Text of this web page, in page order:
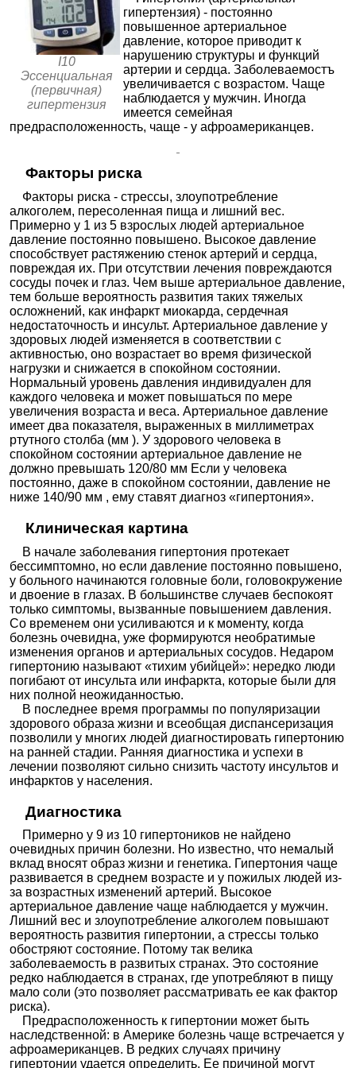
рецепт
оров
ангиот
ензина
II (AT1-
подтип
комбин
ациях
тиазид +
Лозартан
Лориста Н|Лориста НД|Лозап Плюс|
Плюс|Лозартан Н | Лозартан-Н Канон
Лозартан/Гидрохлоротиазид-Тева | Презартан Н
Симартан-Н|Вазотенз Н
Гидрохлоро
тиазид +
Телмисарта
н
Телмисартан-Н ШТАДА|Телмиста Н|Телпрес
Плюс|Телсартан Н |Телзап Плюс
Гидрохлоро
тиазид +
Эпросартан
Теветен Плюс
Антиаг
регант
Ацетилсал
ициловая
Антисе
дезин
фицир
ующие
средст
ва
Диметилок
собутилфо
сфонилдим
етилат
Димефосфон
Бета-
адрено
блокат
оры в
комбин
ациях
Атенолол +
Хлорталид
он
Атегексал композитум|Атенолол композитум
Сандоз |Тенонорм| Теноретик|Тенорик|
Тенорокс
Бисопроло
л +
Гидрохлоро
тиазид
Арител Плюс|Бисангил|
Бисопролол+Гидрохлоротиазид|
Бисопролол+Гидрохлоротиазид Канон
дуо|Конкор НСТ|Лодоз
Бета-
адрено
блокат
оры
неселе
ктивны
е
Бопиндоло
л
Сандонорм
Метипрано
лол
Тримепранол
Надолол
Коргард
Окспреноло
л
Тразикор
Пиндолол Вискен
Пропранол
ол
Анаприлин
Анаприлин
Реневал|Индерал|Индерал ЛА| Обзидан
Пропранолол|Пропранолол Никомед|Веро-
Анаприлин
Соталол
Тимолол
блокат
оры
селект
ивные
Белупо|Атенолол Никомед
ратиофарм| Атенолол Реневал
Атеносан |Атенова|Бетакард|Ормидол
Принорм|Синаром|Велорин 100|Веро-
Атенолол
л
Ацекор|Сектрал
Бетаксолол Бетак|Бетаксолол Велфарм|Локрен
Бисопроло
л
Арител|Арител Кор| Биол|Бипрол|Бисогамма
Бисомор|Бисопролол|Бисопролол-АКОС|
Бисопролол-Акрихин |Бисопролол-алиум|
Бисопролол Алкалоид| Бисопролол авексима|
Бисопролол Канон| Бисопролол-ЛЕКСВМ|
Бисопролол-Лугал|Бисопролол-ратиофарм|
Бисопролол Реневал|Бисопролол-СЗ|
Бисопролол-Тева
Бисопролол-ВЕРТЕКС|Конкор|Кординорм|
Кординорм Кор|Коронал |Нипертен
Метопроло
л
Метопролол-Акрихин|Метопролол-КРКА|
Метопролол-OBL
|Метопролол Реневал|
Метопролол ретард-Акрихин |Метопролол-Тева
Метопролол-ВЕРТЕКС |Метопролол Зентива
Сердол
Бинелол
Небиволол-Тева
Эсмолол
Бревиблок
Блокат
оры
кальци
канало
в
Левамлоди
пин
ЭсКорди Кор
Никардипин
Риодипин
Фендилин
Блокат
оры
кальци
евых
канало
в в
комбин
ациях
Амлодипин
+ Атенолол
Теночек
Амлодипин
+
Аторвастат
ин
Кадуэт
Амлодипин
Артинова АМ Эксфорж
Валз Комби
Амлодипин
+
Валсартан
Амлодипин+Валсартан+Гидрохлоротиазид Канон
Ко-Эксфорж Ко-Вамлосет
I10
Эссенциальная
(первичная)
гипертензия
гипертензия) - постоянно
повышенное артериальное
давление, которое приводит к
нарушению структуры и функций
артерии и сердца. Заболеваемостъ
увеличивается с возрастом. Чаще
наблюдается у мужчин. Иногда
имеется семейная
предрасположенность, чаще - у афроамериканцев.
Факторы риска
Факторы риска - стрессы, злоупотребление
алкоголем, пересоленная пища и лишний вес.
Примерно у 1 из 5 взрослых людей артериальное
давление постоянно повышено. Высокое давление
способствует растяжению стенок артерий и сердца,
повреждая их. При отсутствии лечения повреждаются
сосуды почек и глаз. Чем выше артериальное давление,
тем больше вероятность развития таких тяжелых
осложнений, как инфаркт миокарда, сердечная
недостаточность и инсульт. Артериальное давление у
здоровых людей изменяется в соответствии с
активностью, оно возрастает во время физической
нагрузки и снижается в спокойном состоянии.
Нормальный уровень давления индивидуален для
каждого человека и может повышаться по мере
увеличения возраста и веса. Артериальное давление
имеет два показателя, выраженных в миллиметрах
ртутного столба (мм ). У здорового человека в
спокойном состоянии артериальное давление не
должно превышать 120/80 мм Если у человека
постоянно, даже в спокойном состоянии, давление не
ниже 140/90 мм , ему ставят диагноз «гипертония».
Клиническая картина
В начале заболевания гипертония протекает
бессимптомно, но если давление постоянно повышено,
у больного начинаются головные боли, головокружение
и двоение в глазах. В большинстве случаев беспокоят
только симптомы, вызванные повышением давления.
Со временем они усиливаются и к моменту, когда
болезнь очевидна, уже формируются необратимые
изменения органов и артериальных сосудов. Недаром
гипертонию называют «тихим убийцей»: нередко люди
погибают от инсульта или инфаркта, которые были для
них полной неожиданностью.
В последнее время программы по популяризации
здорового образа жизни и всеобщая диспансеризация
позволили у многих людей диагностировать гипертонию
на ранней стадии. Ранняя диагностика и успехи в
лечении позволяют сильно снизить частоту инсультов и
инфарктов у населения.
Диагностика
Примерно у 9 из 10 гипертоников не найдено
очевидных причин болезни. Но известно, что немалый
вклад вносят образ жизни и генетика. Гипертония чаще
развивается в среднем возрасте и у пожилых людей из-
за возрастных изменений артерий. Высокое
артериальное давление чаще наблюдается у мужчин.
Лишний вес и злоупотребление алкоголем повышают
вероятность развития гипертонии, а стрессы только
обостряют состояние. Потому так велика
заболеваемость в развитых странах. Это состояние
редко наблюдается в странах, где употребляют в пищу
мало соли (это позволяет рассматривать ее как фактор
риска).
Предрасположенность к гипертонии может быть
наследственной: в Америке болезнь чаще встречается у
афроамериканцев. В редких случаях причину
гипертонии удается определить. Ее причиной могут